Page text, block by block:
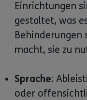
Einrichtungen
gestaltet, was
macht, sie zu
Sprache:
oder